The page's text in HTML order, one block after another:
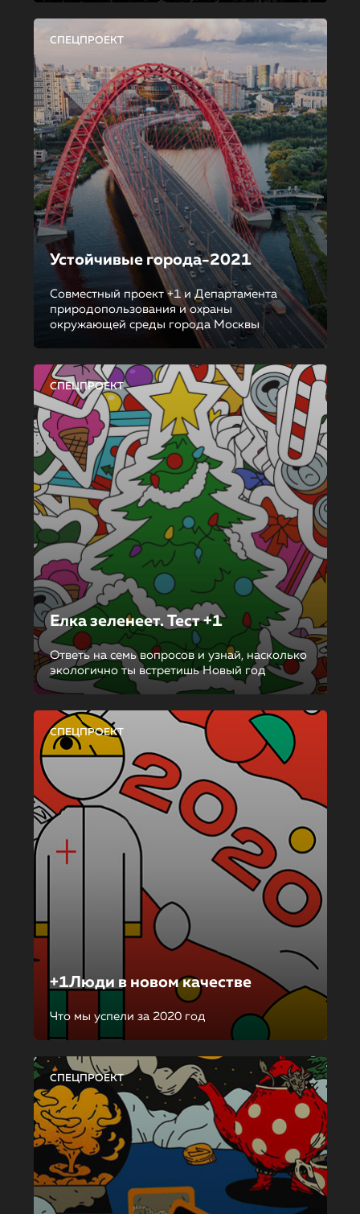
СПЕЦПРОЕКТ
Устойчивые города-2021
Совместный проект +1 и Департамента
природопользования и охраны
окружающей среды города Москвы
СПЕЦПРОЕКТ
Елка зеленеет. Тест +1
Ответь на семь вопросов и узнай, насколько
экологично ты встретишь Новый год
СПЕЦПРОЕКТ
+1Люди в новом качестве
Что мы успели за 2020 год
СПЕЦПРОЕКТ